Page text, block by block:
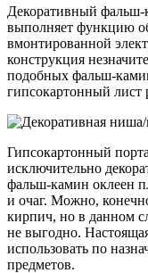
Декоративный фальш-
выполняет функцию
вмонтированной
конструкция
подобных фальш-
гипсокартонный лист
Гипсокартонный
исключительно
фальш-камин оклеен
и очаг. Можно,
кирпич, но в данном
не выгодно.
использовать по
предметов.